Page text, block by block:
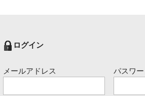
ログイン
メールアドレス パスワー